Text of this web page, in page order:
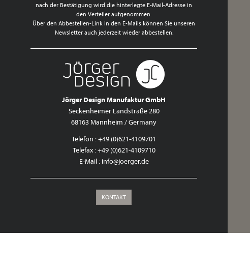
nach der Bestätigung wird die hinterlegte E-Mail-Adresse in
den Verteiler aufgenommen.
Über den Abbestellen-Link in den E-Mails können Sie unseren
Newsletter auch jederzeit wieder abbestellen.
Jörger Design Manufaktur GmbH
Seckenheimer Landstraße 280
68163 Mannheim / Germany
Telefon : +49 (0)621-4109701
Telefax : +49 (0)621-4109710
E-Mail : info@joerger.de
KONTAKT